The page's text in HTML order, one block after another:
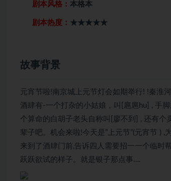
剧本风格： 本格本
剧本热度： ★★★★★
故事背景
元宵节啦!南京城上元节灯会如期举行! !秦淮
酒肆有-一个打杂的小姑娘，叫[扈扈hu] , 手
个算命的白胡子老头自称叫[廖不到] , 还有
辈子吧。机会来啦!今天是”上元节”(元宵节 )
来到了酒肆门前,告诉四人需要招一一个临时
跃跃欲试的样子。就是银子那点事….